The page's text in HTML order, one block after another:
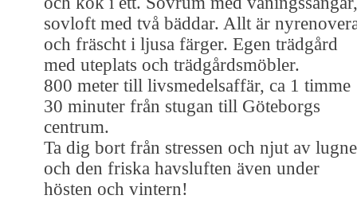
sovloft med två bäddar. Allt är
och fräscht i ljusa färger. Egen trädgård
med uteplats och trädgårdsmöbler.
800 meter till livsmedelsaffär, ca 1 timme
30 minuter från stugan till Göteborgs
centrum.
Ta dig bort från stressen och njut av
och den friska havsluften även under
hösten och vintern!